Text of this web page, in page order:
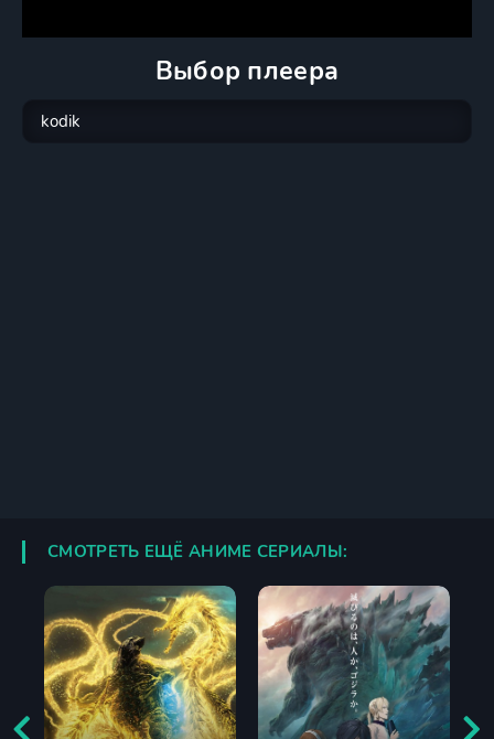
Выбор плеера
СМОТРЕТЬ ЕЩЁ АНИМЕ СЕРИАЛЫ: